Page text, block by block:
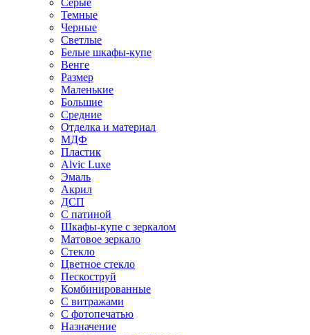
Серые
Темные
Черные
Светлые
Белые шкафы-купе
Венге
Размер
Маленькие
Большие
Средние
Отделка и материал
МДФ
Пластик
Alvic Luxe
Эмаль
Акрил
ДСП
С патиной
Шкафы-купе с зеркалом
Матовое зеркало
Стекло
Цветное стекло
Пескоструй
Комбинированные
С витражами
С фотопечатью
Назначение